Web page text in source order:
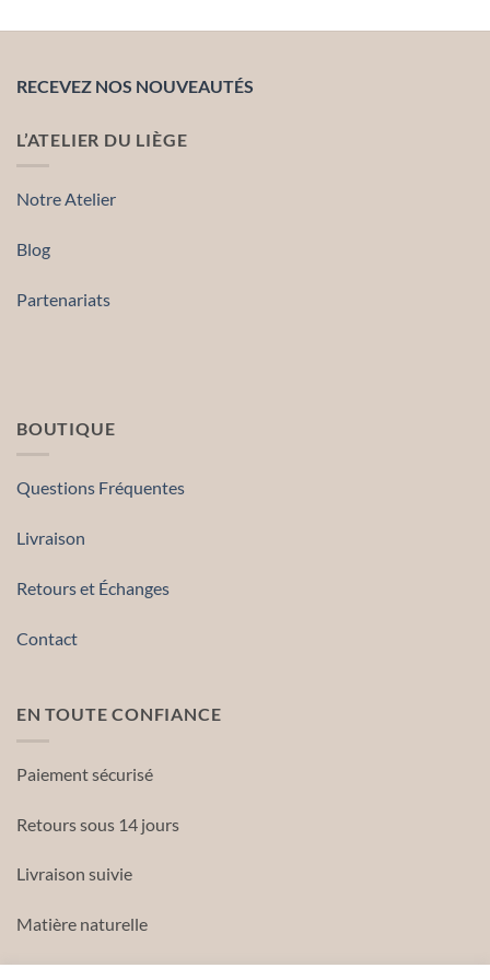
RECEVEZ NOS NOUVEAUTÉS
L’ATELIER DU LIÈGE
Notre Atelier
Blog
Partenariats
BOUTIQUE
Questions Fréquentes
Livraison
Retours et Échanges
Contact
EN TOUTE CONFIANCE
Paiement sécurisé
Retours sous 14 jours
Livraison suivie
Matière naturelle